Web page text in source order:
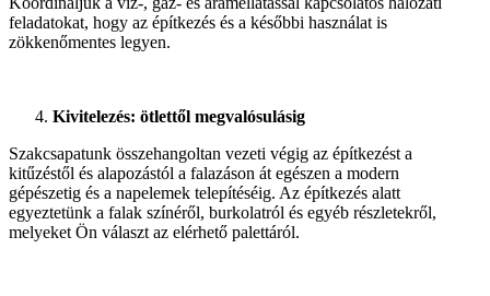
feladatokat, hogy az építkezés és a későbbi használat is
zökkenőmentes legyen.
Kivitelezés: ötlettől megvalósulásig
Szakcsapatunk összehangoltan vezeti végig az építkezést a
kitűzéstől és alapozástól a falazáson át egészen a modern
gépészetig és a napelemek telepítéséig. Az építkezés alatt
egyeztetünk a falak színéről, burkolatról és egyéb részletekről,
melyeket Ön választ az elérhető palettáról.